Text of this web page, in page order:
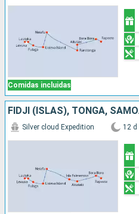
Comidas incluidas
Silver cloud Expedition 12 d